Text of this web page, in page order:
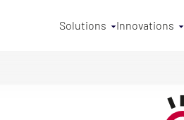
Solutions Innovations